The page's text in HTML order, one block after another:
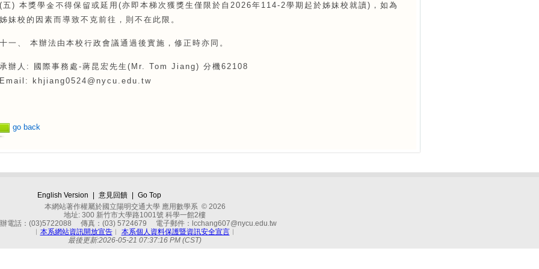
(五) 本獎學金不得保留或延用(亦即本梯次獲獎生僅限於自2026年114-2學期起於姊妹校就讀)，如為
姊妹校的因素而導致不克前往，則不在此限。
十一、 本辦法由本校行政會議通過後實施，修正時亦同。
承辦人: 國際事務處-蔣昆宏先生(Mr. Tom Jiang) 分機62108
Email: khjiang0524@nycu.edu.tw
go back
English Version 意見回饋
Go Top
本網站著作權屬於國立陽明交通大學 應用數學系 © 2026
地址: 300 新竹市大學路1001號 科學一館2樓
電話：(03)5722088 傳真：(03) 5724679 電子郵件：lcchang607@nycu.edu.tw
︱ 本系網站資訊開放宣告︱ 本系個人資料保護暨資訊安全宣言︱
最後更新:2026-05-21 07:37:16 PM (CST)